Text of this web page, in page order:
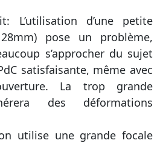
L’utilisation d’une petite
pose un problème,
s’approcher du sujet
satisfaisante, même avec
La trop grande
des déformations
utilise une grande focale